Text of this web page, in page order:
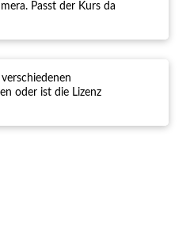
Passt der Kurs da
oder ist die Lizenz